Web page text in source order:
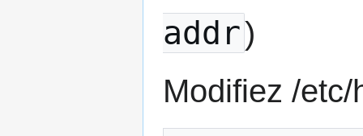
addr)
Modifiez /etc/